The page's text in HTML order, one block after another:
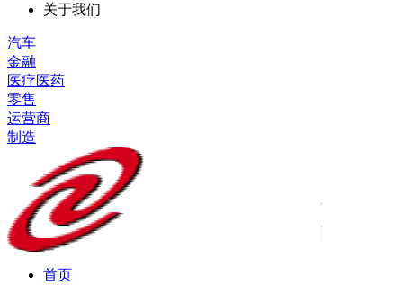
关于我们
汽车
金融
医疗医药
零售
运营商
制造
首页